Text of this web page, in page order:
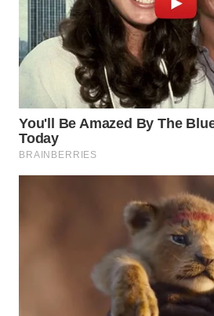
SUMEDANG
WN
KEPULAUAN
SERIBU